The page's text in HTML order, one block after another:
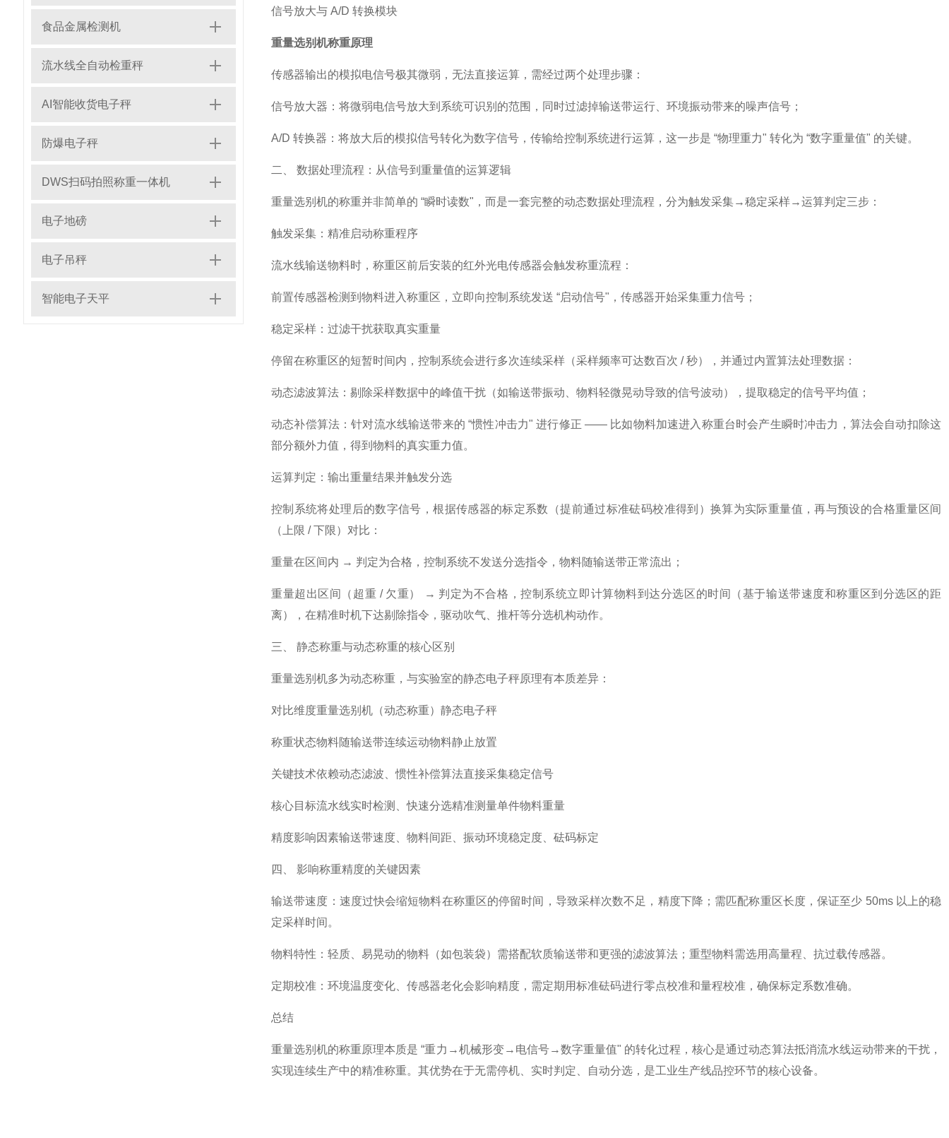
食品金属检测机
流水线全自动检重秤
AI智能收货电子秤
防爆电子秤
DWS扫码拍照称重一体机
电子地磅
电子吊秤
智能电子天平
信号放大与 A/D 转换模块
重量选别机称重原理
传感器输出的模拟电信号极其微弱，无法直接运算，需经过两个处理步骤：
信号放大器：将微弱电信号放大到系统可识别的范围，同时过滤掉输送带运行、环境振动带来的噪声信号；
A/D 转换器：将放大后的模拟信号转化为数字信号，传输给控制系统进行运算，这一步是 “物理重力" 转化为 “数字重量值" 的关键。
二、 数据处理流程：从信号到重量值的运算逻辑
重量选别机的称重并非简单的 “瞬时读数"，而是一套完整的动态数据处理流程，分为触发采集→稳定采样→运算判定三步：
触发采集：精准启动称重程序
流水线输送物料时，称重区前后安装的红外光电传感器会触发称重流程：
前置传感器检测到物料进入称重区，立即向控制系统发送 “启动信号"，传感器开始采集重力信号；
稳定采样：过滤干扰获取真实重量
停留在称重区的短暂时间内，控制系统会进行多次连续采样（采样频率可达数百次 / 秒），并通过内置算法处理数据：
动态滤波算法：剔除采样数据中的峰值干扰（如输送带振动、物料轻微晃动导致的信号波动），提取稳定的信号平均值；
动态补偿算法：针对流水线输送带来的 “惯性冲击力" 进行修正 —— 比如物料加速进入称重台时会产生瞬时冲击力，算法会自动扣除这
部分额外力值，得到物料的真实重力值。
运算判定：输出重量结果并触发分选
控制系统将处理后的数字信号，根据传感器的标定系数（提前通过标准砝码校准得到）换算为实际重量值，再与预设的合格重量区间
（上限 / 下限）对比：
重量在区间内 → 判定为合格，控制系统不发送分选指令，物料随输送带正常流出；
重量超出区间（超重 / 欠重） → 判定为不合格，控制系统立即计算物料到达分选区的时间（基于输送带速度和称重区到分选区的距
离），在精准时机下达剔除指令，驱动吹气、推杆等分选机构动作。
三、 静态称重与动态称重的核心区别
重量选别机多为动态称重，与实验室的静态电子秤原理有本质差异：
对比维度重量选别机（动态称重） 静态电子秤
称重状态物料随输送带连续运动物料静止放置
关键技术依赖动态滤波、惯性补偿算法直接采集稳定信号
核心目标流水线实时检测、快速分选精准测量单件物料重量
精度影响因素输送带速度、物料间距、振动环境稳定度、砝码标定
四、 影响称重精度的关键因素
输送带速度：速度过快会缩短物料在称重区的停留时间，导致采样次数不足，精度下降；需匹配称重区长度，保证至少 50ms 以上的稳
定采样时间。
物料特性：轻质、易晃动的物料（如包装袋）需搭配软质输送带和更强的滤波算法；重型物料需选用高量程、抗过载传感器。
定期校准：环境温度变化、传感器老化会影响精度，需定期用标准砝码进行零点校准和量程校准，确保标定系数准确。
总结
重量选别机的称重原理本质是 “重力→机械形变→电信号→数字重量值" 的转化过程，核心是通过动态算法抵消流水线运动带来的干扰，
实现连续生产中的精准称重。其优势在于无需停机、实时判定、自动分选，是工业生产线品控环节的核心设备。